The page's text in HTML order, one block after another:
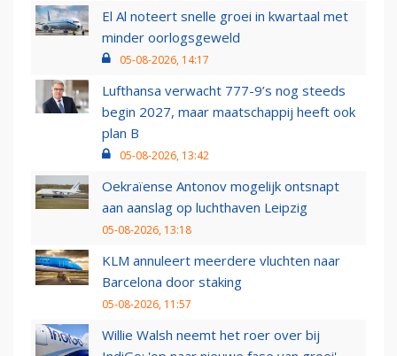
El Al noteert snelle groei in kwartaal met
minder oorlogsgeweld
05-08-2026, 14:17
Lufthansa verwacht 777-9’s nog steeds
begin 2027, maar maatschappij heeft ook
plan B
05-08-2026, 13:42
Oekraïense Antonov mogelijk ontsnapt
aan aanslag op luchthaven Leipzig
05-08-2026, 13:18
KLM annuleert meerdere vluchten naar
Barcelona door staking
05-08-2026, 11:57
Willie Walsh neemt het roer over bij